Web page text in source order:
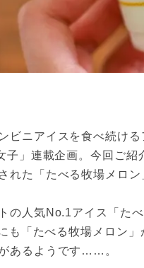
ビニアイスを食べ続け
子」連載企画。今回ご
れた「たべる牧場メロ
の人気No.1アイス「た
も「たべる牧場メロン
あるようです……。